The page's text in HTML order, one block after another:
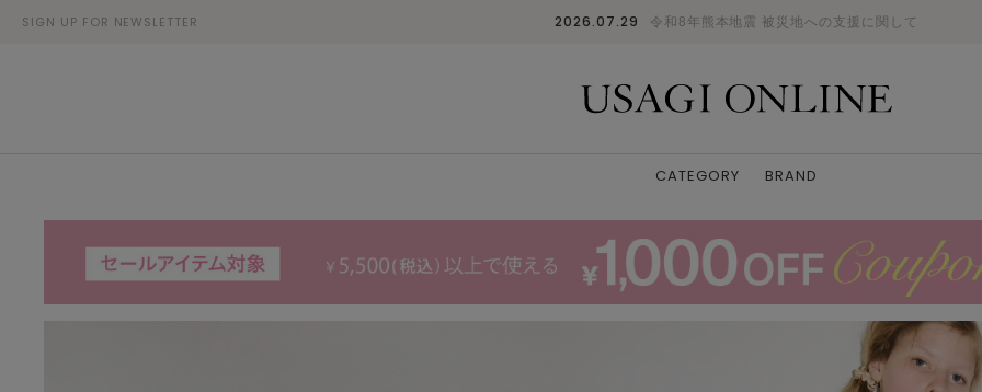
SIGN UP FOR NEWSLETTER 2026.07.29 令和8年熊本地震 被災地への支援に関して
CATEGORY BRAND